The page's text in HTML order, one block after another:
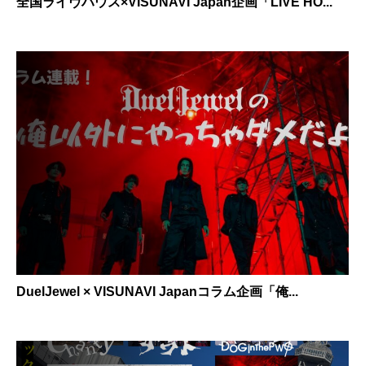
DuelJewel × VISUNAVI Japanコラム企画「俺...